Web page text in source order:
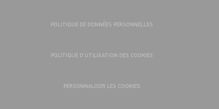
POLITIQUE DE DONNÉES PERSONNELLES
POLITIQUE D’UTILISATION DES COOKIES
PERSONNALISER LES COOKIES